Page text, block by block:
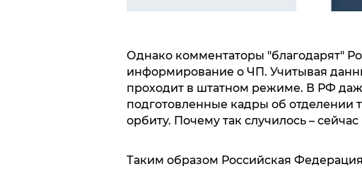
Однако комментаторы "благодарят"
информирование о ЧП. Учитывая
проходит в штатном режиме. В РФ
подготовленные кадры об отделении
орбиту. Почему так случилось –
Таким образом Российская